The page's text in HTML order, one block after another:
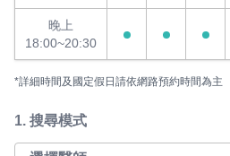
晚上
18:00~20:30
*詳細時間及國定假日請依網路預約時間為主
1. 搜尋模式